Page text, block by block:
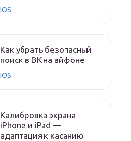
IOS
Как убрать безопасный
поиск в ВК на айфоне
IOS
Калибровка экрана
iPhone и iPad —
адаптация к касанию